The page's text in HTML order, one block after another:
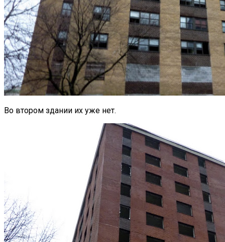
Во втором здании их уже нет.